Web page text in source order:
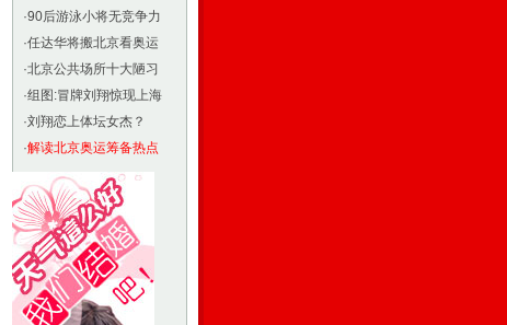
·90后游泳小将无竞争力
·任达华将搬北京看奥运
·北京公共场所十大陋习
·组图:冒牌刘翔惊现上海
·刘翔恋上体坛女杰？
·解读北京奥运筹备热点